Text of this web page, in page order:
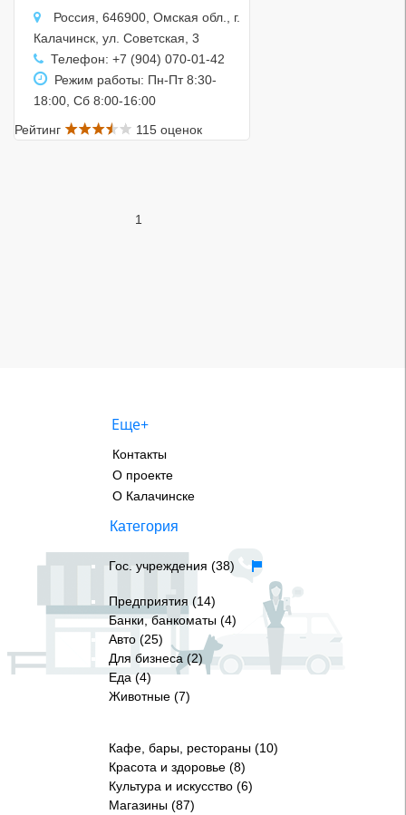
Россия, 646900, Омская обл., г.
Калачинск, ул. Советская, 3
Телефон: +7 (904) 070-01-42
Режим работы: Пн-Пт 8:30-
18:00, Сб 8:00-16:00
Рейтинг
115 оценок
1
Еще+
Контакты
О проекте
О Калачинске
Категория
Гос. учреждения (38)
Предприятия (14)
Банки, банкоматы (4)
Авто (25)
Для бизнеса (2)
Еда (4)
Животные (7)
Кафе, бары, рестораны (10)
Красота и здоровье (8)
Культура и искусство (6)
Магазины (87)